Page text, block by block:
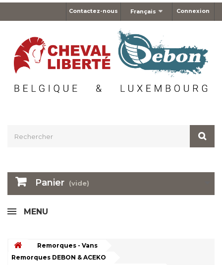
Connexion
Français
Contactez-nous
Panier (vide)
MENU
Remorques - Vans
Remorques DEBON & ACEKO